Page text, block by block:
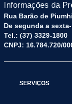
Informações da
Rua Barão de
De segunda a
Tel.: (37) 3329-1800
CNPJ: 16.784.720/
SERVIÇOS